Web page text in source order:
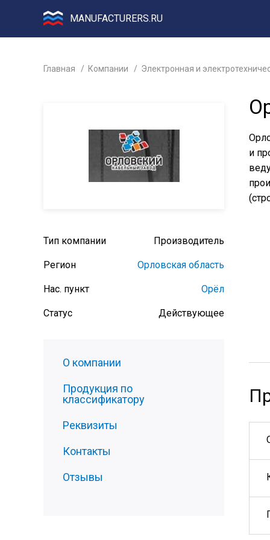
MANUFACTURERS.RU
Главная Компании Электронная и
Тип компании Производитель
Регион Орловская область
Нас. пункт Орёл
Статус Действующее
О компании
Продукция по
классификатору
Реквизиты
Контакты
Отзывы
и